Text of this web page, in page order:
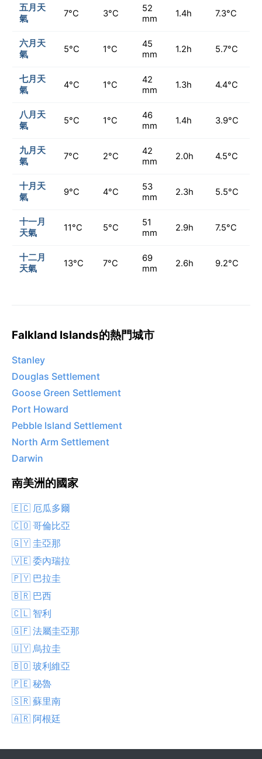
五月天
氣
7°C 3°C
52
mm
1.4h 7.3°C
六月天
氣
5°C 1°C
45
mm
1.2h 5.7°C
七月天
氣
4°C 1°C
42
mm
1.3h 4.4°C
八月天
氣
5°C 1°C
46
mm
1.4h 3.9°C
九月天
氣
7°C 2°C
42
mm
2.0h 4.5°C
十月天
氣
9°C 4°C
53
mm
2.3h 5.5°C
十一月
天氣
11°C 5°C
51
mm
2.9h 7.5°C
十二月
天氣
13°C 7°C
69
mm
2.6h 9.2°C
Falkland Islands的熱門城市
Stanley
Douglas Settlement
Goose Green Settlement
Port Howard
Pebble Island Settlement
North Arm Settlement
Darwin
南美洲的國家
🇪🇨 厄瓜多爾
🇨🇴 哥倫比亞
🇬🇾 圭亞那
🇻🇪 委內瑞拉
🇵🇾 巴拉圭
🇧🇷 巴西
🇨🇱 智利
🇬🇫 法屬圭亞那
🇺🇾 烏拉圭
🇧🇴 玻利維亞
🇵🇪 秘魯
🇸🇷 蘇里南
🇦🇷 阿根廷